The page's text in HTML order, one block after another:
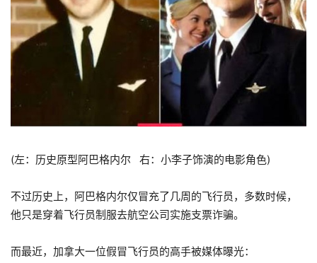
(左：历史原型阿巴格内尔 右：小李子饰演的电影角色)
不过历史上，阿巴格内尔仅冒充了几周的飞行员，多数时候，
他只是穿着飞行员制服去航空公司实施支票诈骗。
而最近，加拿大一位假冒飞行员的高手被媒体曝光：